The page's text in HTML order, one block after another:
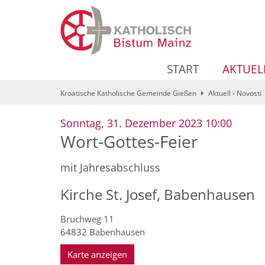
START
Kroatische Katholische Gemeinde Gießen Aktuell - Novosti
Sonntag, 31. Dezember 2023 10:00:
Wort-Gottes-Feier
mit Jahresabschluss
Kirche St. Josef, Babenhausen
Bruchweg 11
64832 Babenhausen
Karte anzeigen